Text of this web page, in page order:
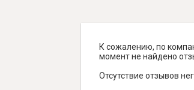
К сожалению, по
момент не найдено
Отсутствие отзывов